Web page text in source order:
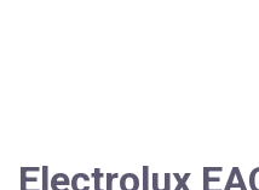
Electrolux